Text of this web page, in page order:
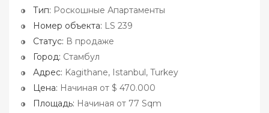
Тип: Роскошные Апартаменты
Номер объекта: LS 239
Статус: В продаже
Город: Стамбул
Адрес: Kagithane, Istanbul, Turkey
Цена: Начиная от $ 470.000
Площадь: Начиная от 77 Sqm